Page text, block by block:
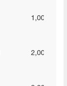
1,00%
2,00%